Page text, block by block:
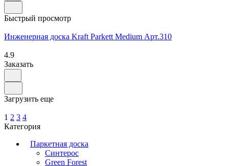
Быстрый просмотр
Инженерная доска Kraft Parkett Medium Арт.310
4.9
Заказать
Загрузить еще
1 2 3 4
Категория
Паркетная доска
Синтерос
Green Forest